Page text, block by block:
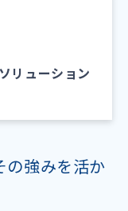
ソリューション
の強みを活か